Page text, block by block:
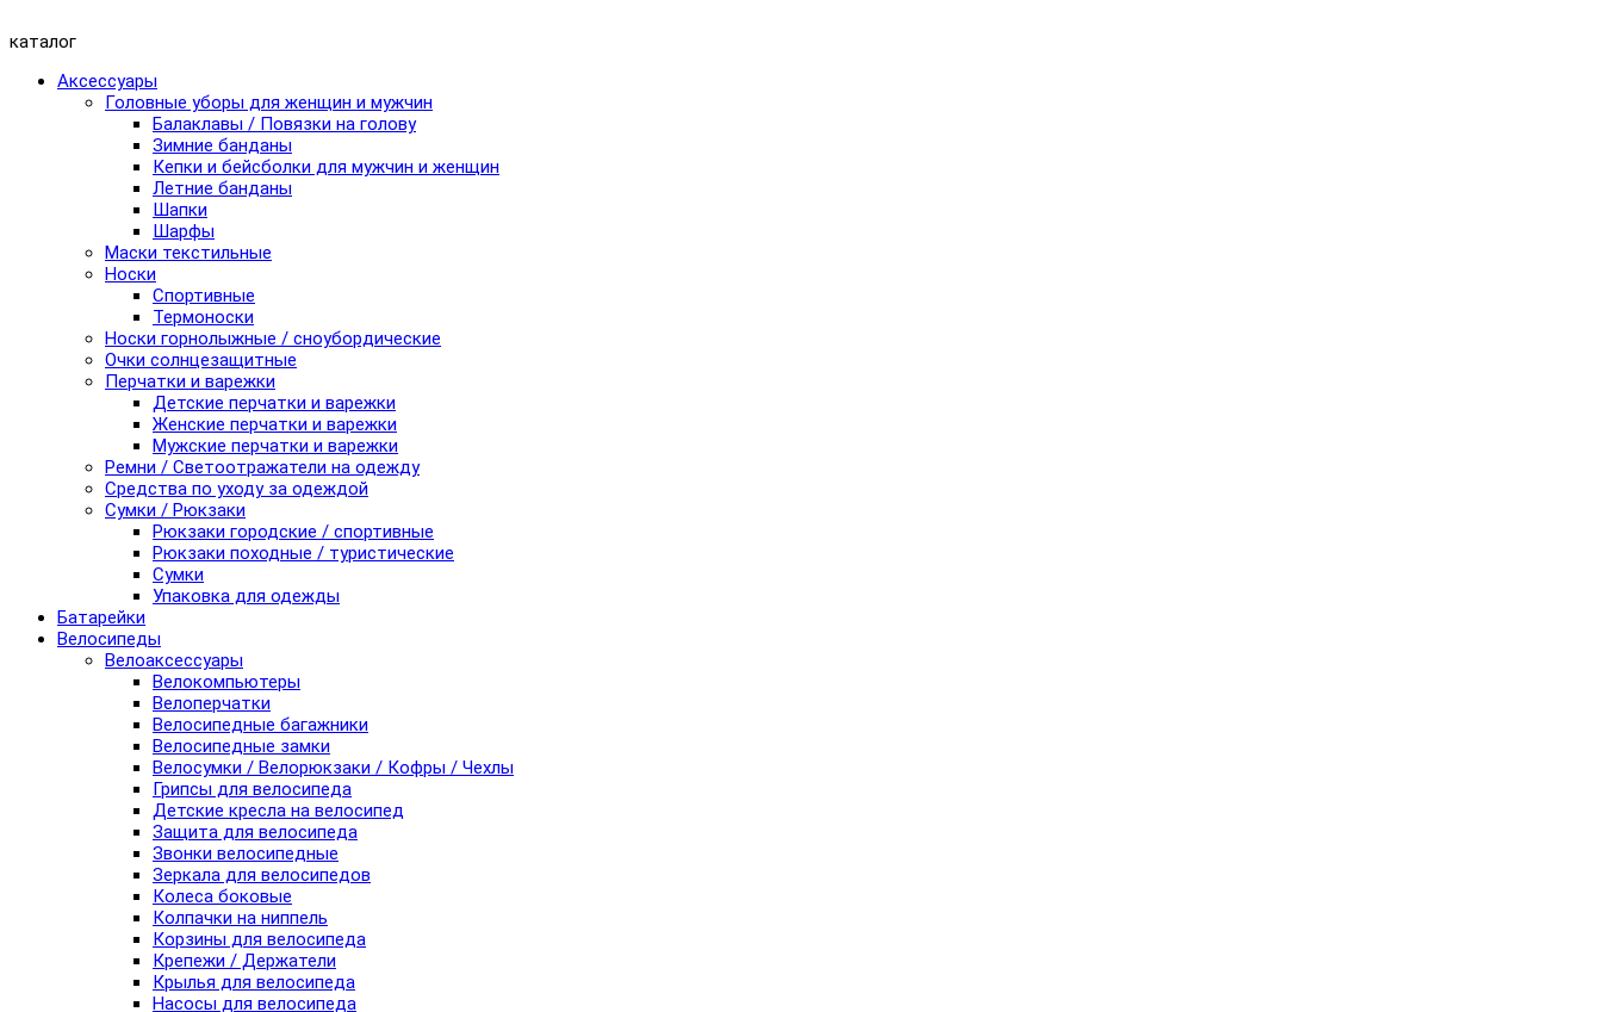
каталог
Аксессуары
Головные уборы для женщин и мужчин
Балаклавы / Повязки на голову
Зимние банданы
Кепки и бейсболки для мужчин и женщин
Летние банданы
Шапки
Шарфы
Маски текстильные
Носки
Спортивные
Термоноски
Носки горнолыжные / сноубордические
Очки солнцезащитные
Перчатки и варежки
Детские перчатки и варежки
Женские перчатки и варежки
Мужские перчатки и варежки
Ремни / Светоотражатели на одежду
Средства по уходу за одеждой
Сумки / Рюкзаки
Рюкзаки городские / спортивные
Рюкзаки походные / туристические
Сумки
Упаковка для одежды
Батарейки
Велосипеды
Велоаксессуары
Велокомпьютеры
Велоперчатки
Велосипедные багажники
Велосипедные замки
Велосумки / Велорюкзаки / Кофры / Чехлы
Грипсы для велосипеда
Детские кресла на велосипед
Защита для велосипеда
Звонки велосипедные
Зеркала для велосипедов
Колеса боковые
Колпачки на ниппель
Корзины для велосипеда
Крепежи / Держатели
Крылья для велосипеда
Насосы для велосипеда